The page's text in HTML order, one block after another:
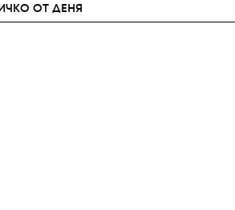
ОТ ДЕНЯ